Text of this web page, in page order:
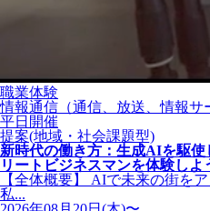
職業体験
情報通信（通信、放送、情報サ
平日開催
提案(地域・社会課題型)
新時代の働き方：生成AIを駆
リートビジネスマンを体験しよ
【全体概要】 AIで未来の街を
私...